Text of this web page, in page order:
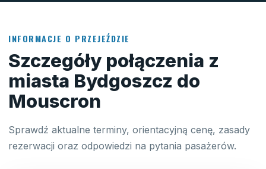
INFORMACJE O PRZEJEŹDZIE
Szczegóły połączenia z
miasta Bydgoszcz do
Mouscron
Sprawdź aktualne terminy, orientacyjną cenę, zasady
rezerwacji oraz odpowiedzi na pytania pasażerów.